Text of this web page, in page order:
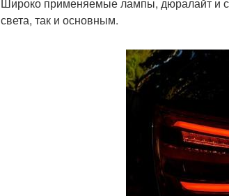
света, так и основным.